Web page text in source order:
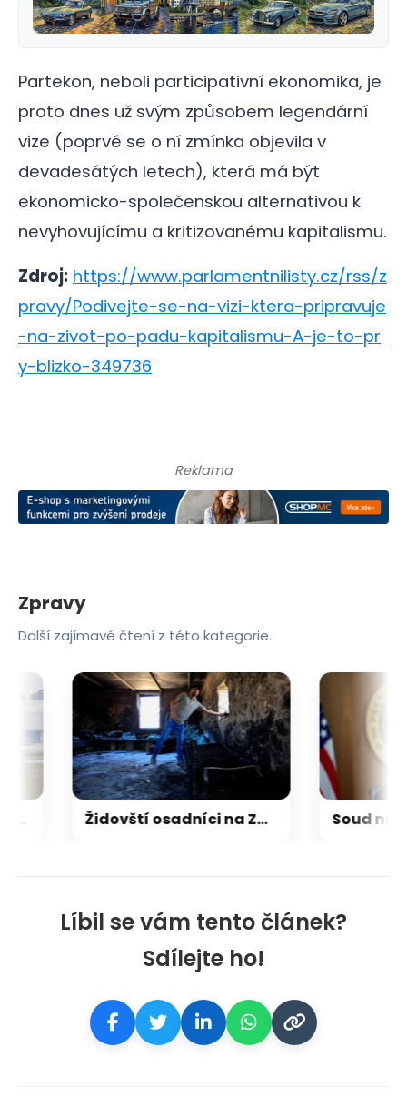
Partekon, neboli participativní ekonomika, je
proto dnes už svým způsobem legendární
vize (poprvé se o ní zmínka objevila v
devadesátých letech), která má být
ekonomicko-společenskou alternativou k
nevyhovujícímu a kritizovanému kapitalismu.
Zdroj: https://www.parlamentnilisty.cz/rss/z
pravy/Podivejte-se-na-vizi-ktera-pripravuje
-na-zivot-po-padu-kapitalismu-A-je-to-pr
y-blizko-349736
Líbil se vám tento článek?
Sdílejte ho!
Reklama
Zpravy
Další zajímavé čtení z této kategorie.
Židovští osadníci na Západním břehu napadají Palestince a kritizují i vlastní armádu